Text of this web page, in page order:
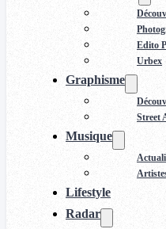
Edito
Urbex
Graphisme
Street
Musique
Lifestyle
Radar